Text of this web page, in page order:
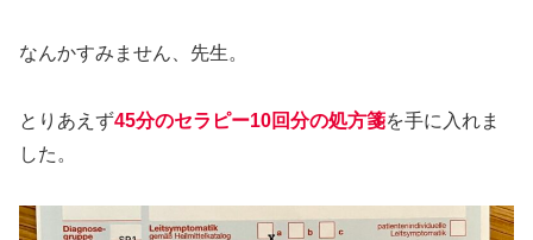
なんかすみません、先生。
とりあえず45分のセラピー10回分の処方箋を手に入れま
した。